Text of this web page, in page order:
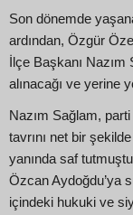
Son dönemde
ardından, Özgür
İlçe Başkanı Nazım
alınacağı ve yerine
Nazım Sağlam,
tavrını net bir
yanında saf
Özcan Aydoğdu’ya
içindeki hukuki ve